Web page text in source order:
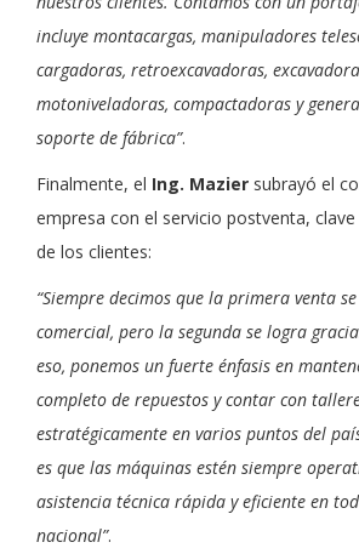
incluye montacargas, manipuladores
cargadoras, retroexcavadoras,
motoniveladoras, compactadoras y
soporte de fábrica”.
Finalmente, el Ing. Mazier subrayó el
empresa con el servicio postventa,
de los clientes:
“Siempre decimos que la primera venta
comercial, pero la segunda se logra
eso, ponemos un fuerte énfasis en
completo de repuestos y contar con
estratégicamente en varios puntos del
es que las máquinas estén siempre
asistencia técnica rápida y eficiente en
nacional”.